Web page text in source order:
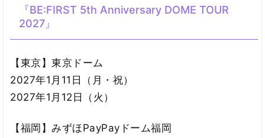
『BE:FIRST 5th Anniversary DOME TOUR
2027』
【東京】東京ドーム
2027年1月11日（月・祝）
2027年1月12日（火）
【福岡】みずほPayPayドーム福岡